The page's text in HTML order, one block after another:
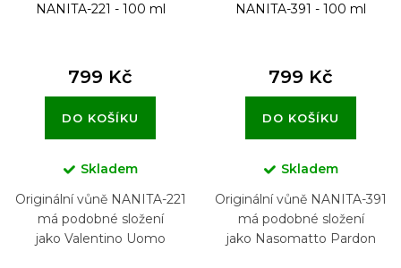
NANITA-221 - 100 ml
799 Kč
DO KOŠÍKU
Skladem
Originální vůně NANITA-221
má podobné složení
jako Valentino Uomo
NANITA-391 - 100 ml
799 Kč
DO KOŠÍKU
Skladem
Originální vůně NANITA-391
má podobné složení
jako Nasomatto Pardon